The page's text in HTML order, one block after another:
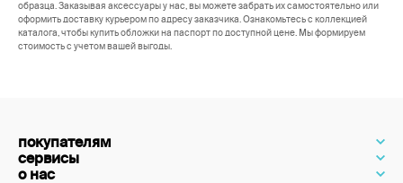
образца. Заказывая аксессуары у нас, вы можете забрать их самостоятельно или
оформить доставку курьером по адресу заказчика. Ознакомьтесь с коллекцией
каталога, чтобы купить обложки на паспорт по доступной цене. Мы формируем
стоимость с учетом вашей выгоды.
покупателям
сервисы
о нас